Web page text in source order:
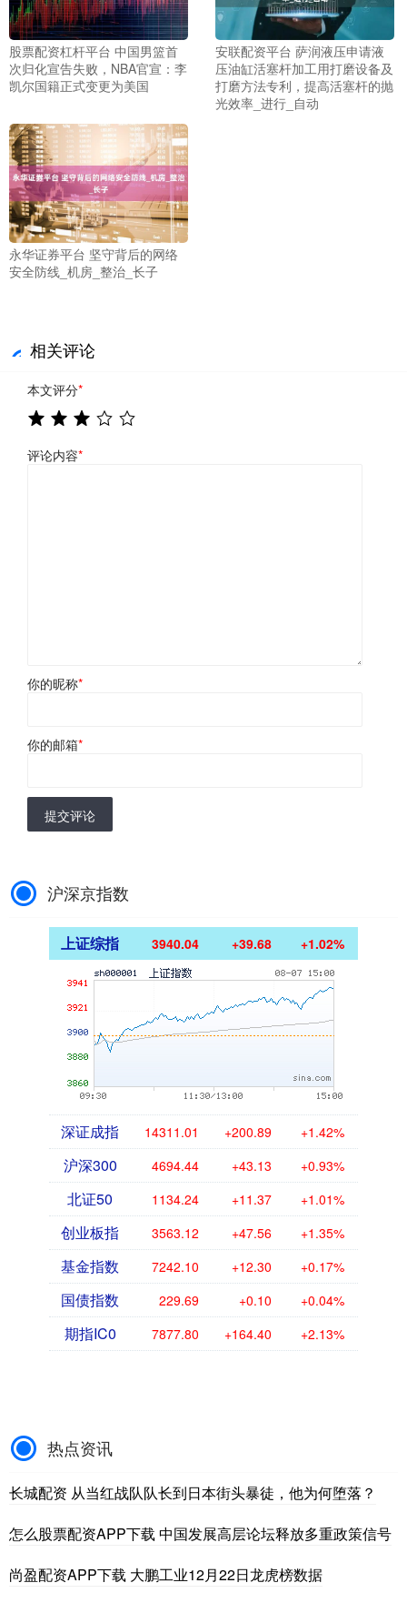
股票配资杠杆平台 中国男篮首
次归化宣告失败，NBA官宣：李
凯尔国籍正式变更为美国
安联配资平台 萨润液压申请液
压油缸活塞杆加工用打磨设备及
打磨方法专利，提高活塞杆的抛
光效率_进行_自动
永华证券平台 坚守背后的网络
安全防线_机房_整治_长子
相关评论
本文评分*
评论内容*
你的昵称*
你的邮箱*
提交评论
沪深京指数
上证综指 3940.04 +39.68 +1.02%
深证成指 14311.01 +200.89 +1.42%
沪深300 4694.44 +43.13 +0.93%
北证50 1134.24 +11.37 +1.01%
创业板指 3563.12 +47.56 +1.35%
基金指数 7242.10 +12.30 +0.17%
国债指数 229.69 +0.10 +0.04%
期指IC0 7877.80 +164.40 +2.13%
热点资讯
长城配资 从当红战队队长到日本街头暴徒，他为何堕落？
怎么股票配资APP下载 中国发展高层论坛释放多重政策信号
尚盈配资APP下载 大鹏工业12月22日龙虎榜数据